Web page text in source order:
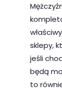
sklepy,
jeśli
będą
to